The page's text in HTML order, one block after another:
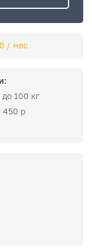
/ мес
100 кг
450 р